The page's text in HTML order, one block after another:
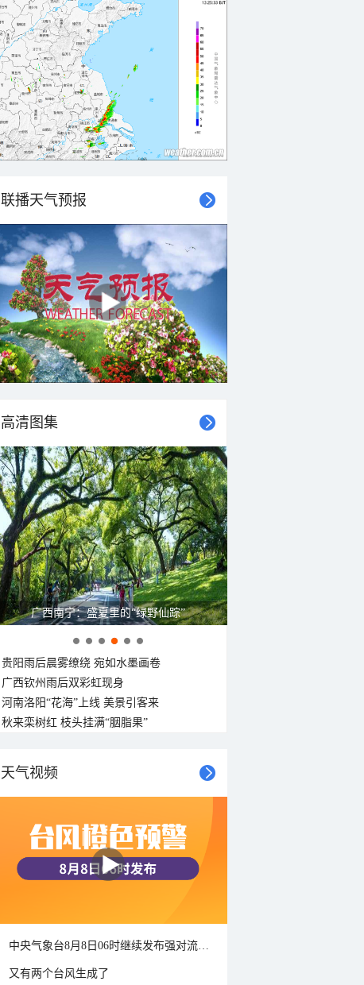
联播天气预报
高清图集
广西南宁：盛夏里的“绿野仙踪”
贵阳雨后晨雾缭绕 宛如水墨画卷
广西钦州雨后双彩虹现身
河南洛阳“花海”上线 美景引客来
秋来栾树红 枝头挂满“胭脂果”
天气视频
又有两个台风生成了